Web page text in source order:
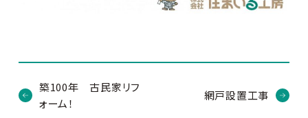
築100年 古民家リフ
ォーム！
網戸設置工事